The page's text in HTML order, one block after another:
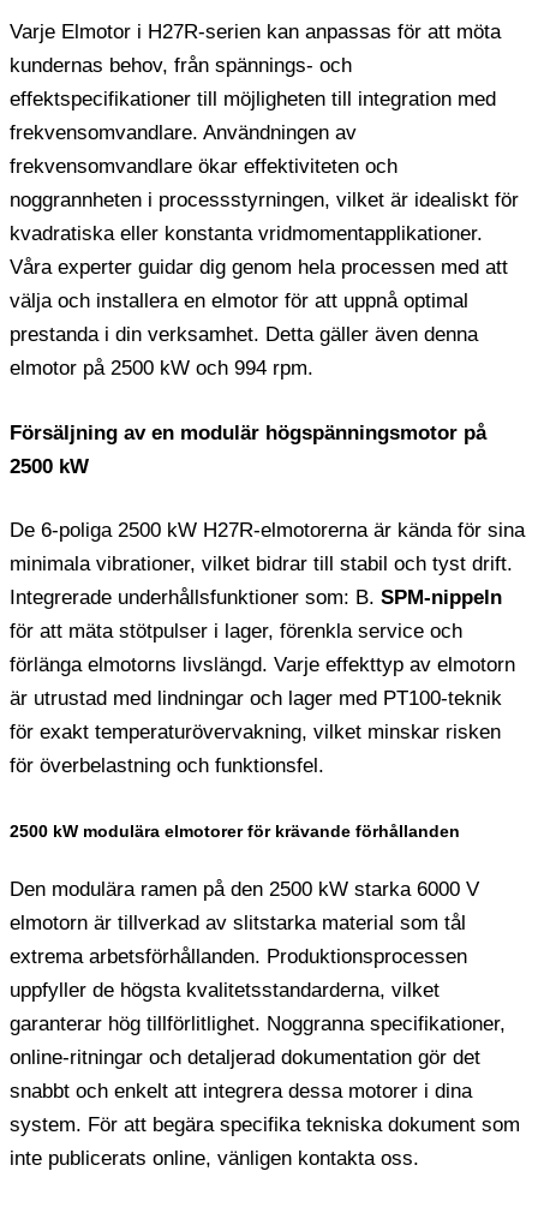
Varje Elmotor i H27R-serien kan anpassas för att möta
kundernas behov, från spännings- och
effektspecifikationer till möjligheten till integration med
frekvensomvandlare. Användningen av
frekvensomvandlare ökar effektiviteten och
noggrannheten i processstyrningen, vilket är idealiskt för
kvadratiska eller konstanta vridmomentapplikationer.
Våra experter guidar dig genom hela processen med att
välja och installera en elmotor för att uppnå optimal
prestanda i din verksamhet. Detta gäller även denna
elmotor på 2500 kW och 994 rpm.
Försäljning av en modulär högspänningsmotor på
2500 kW
De 6-poliga 2500 kW H27R-elmotorerna är kända för sina
minimala vibrationer, vilket bidrar till stabil och tyst drift.
Integrerade underhållsfunktioner som: B. SPM-nippeln
för att mäta stötpulser i lager, förenkla service och
förlänga elmotorns livslängd. Varje effekttyp av elmotorn
är utrustad med lindningar och lager med PT100-teknik
för exakt temperaturövervakning, vilket minskar risken
för överbelastning och funktionsfel.
2500 kW modulära elmotorer för krävande förhållanden
Den modulära ramen på den 2500 kW starka 6000 V
elmotorn är tillverkad av slitstarka material som tål
extrema arbetsförhållanden. Produktionsprocessen
uppfyller de högsta kvalitetsstandarderna, vilket
garanterar hög tillförlitlighet. Noggranna specifikationer,
online-ritningar och detaljerad dokumentation gör det
snabbt och enkelt att integrera dessa motorer i dina
system. För att begära specifika tekniska dokument som
inte publicerats online, vänligen kontakta oss.